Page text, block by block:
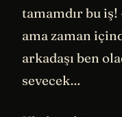
tamamdır bu
ama zaman
arkadaşı ben
sevecek…